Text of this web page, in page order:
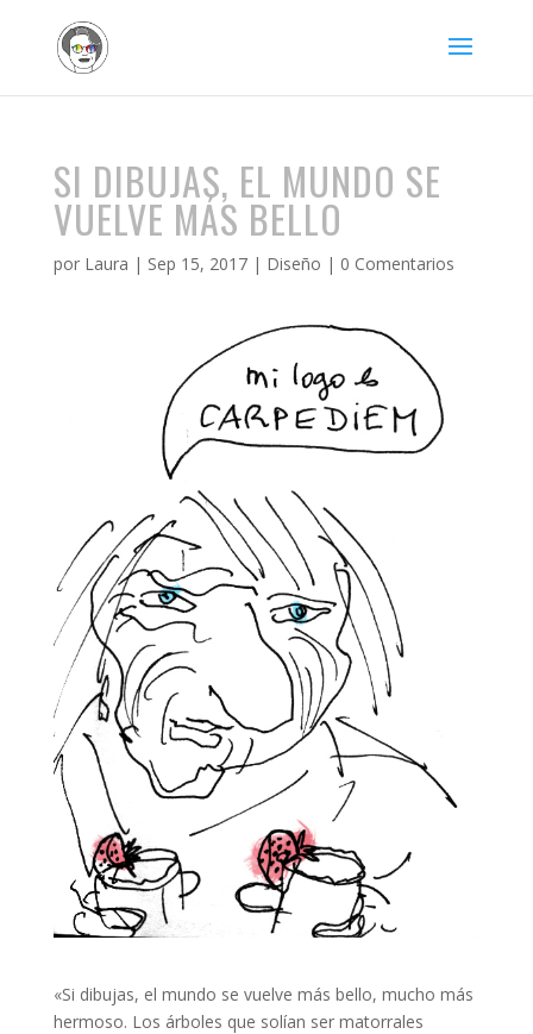
SI DIBUJAS, EL MUNDO SE
VUELVE MÁS BELLO
por Laura | Sep 15, 2017| Diseño | 0 Comentarios
«Si dibujas, el mundo se vuelve más bello, mucho más
hermoso. Los árboles que solían ser matorrales